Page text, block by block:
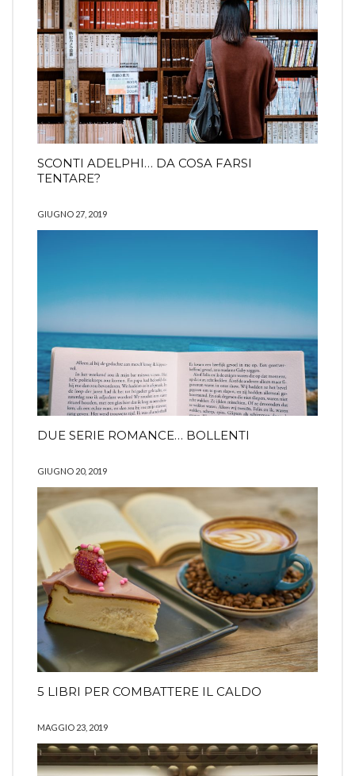
SCONTI ADELPHI… DA COSA FARSI
TENTARE?
GIUGNO 27, 2019
DUE SERIE ROMANCE… BOLLENTI
GIUGNO 20, 2019
5 LIBRI PER COMBATTERE IL CALDO
MAGGIO 23, 2019